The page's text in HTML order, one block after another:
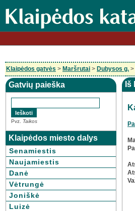
Klaipėdos gatvės > Maršrutai > Dubysos g. >
Gatvių paieška
Pvz. Taikos
Klaipėdos miesto dalys
Senamiestis
Naujamiestis
Danė
Vėtrungė
Joniškė
Luizė
Iš